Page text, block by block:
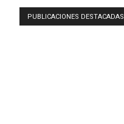
PUBLICACIONES DESTACADAS